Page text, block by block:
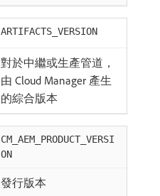
ARTIFACTS_VERSION
對於中繼或生產管道，
由 Cloud Manager 產生
的綜合版本
CM_AEM_PRODUCT_VERSI
ON
發行版本